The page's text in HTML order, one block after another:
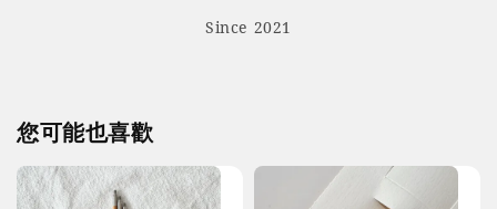
Since 2021
您可能也喜歡